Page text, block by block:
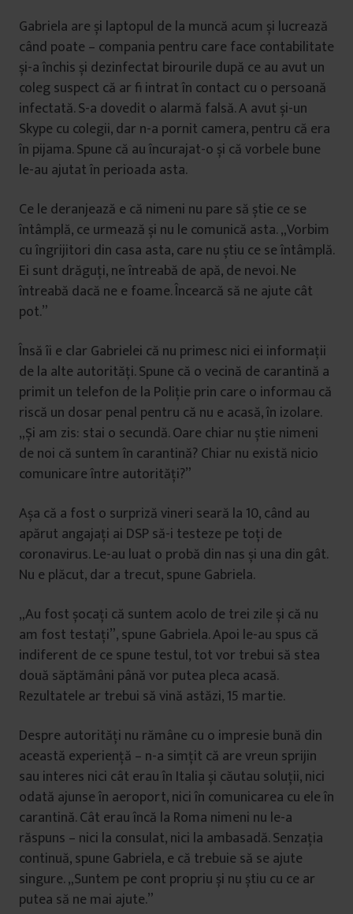
Gabriela are și laptopul de la muncă acum și lucrează
când poate – compania pentru care face contabilitate
și-a închis și dezinfectat birourile după ce au avut un
coleg suspect că ar fi intrat în contact cu o persoană
infectată. S-a dovedit o alarmă falsă. A avut și-un
Skype cu colegii, dar n-a pornit camera, pentru că era
în pijama. Spune că au încurajat-o și că vorbele bune
le-au ajutat în perioada asta.
Ce le deranjează e că nimeni nu pare să știe ce se
întâmplă, ce urmează și nu le comunică asta. „Vorbim
cu îngrijitori din casa asta, care nu știu ce se întâmplă.
Ei sunt drăguți, ne întreabă de apă, de nevoi. Ne
întreabă dacă ne e foame. Încearcă să ne ajute cât
pot.”
Însă îi e clar Gabrielei că nu primesc nici ei informații
de la alte autorități. Spune că o vecină de carantină a
primit un telefon de la Poliție prin care o informau că
riscă un dosar penal pentru că nu e acasă, în izolare.
„Și am zis: stai o secundă. Oare chiar nu știe nimeni
de noi că suntem în carantină? Chiar nu există nicio
comunicare între autorități?”
Așa că a fost o surpriză vineri seară la 10, când au
apărut angajați ai DSP să-i testeze pe toți de
coronavirus. Le-au luat o probă din nas și una din gât.
Nu e plăcut, dar a trecut, spune Gabriela.
„Au fost șocați că suntem acolo de trei zile și că nu
am fost testați”, spune Gabriela. Apoi le-au spus că
indiferent de ce spune testul, tot vor trebui să stea
două săptămâni până vor putea pleca acasă.
Rezultatele ar trebui să vină astăzi, 15 martie.
Despre autorități nu rămâne cu o impresie bună din
această experiență – n-a simțit că are vreun sprijin
sau interes nici cât erau în Italia și căutau soluții, nici
odată ajunse în aeroport, nici în comunicarea cu ele în
carantină. Cât erau încă la Roma nimeni nu le-a
răspuns – nici la consulat, nici la ambasadă. Senzația
continuă, spune Gabriela, e că trebuie să se ajute
singure. „Suntem pe cont propriu și nu știu cu ce ar
putea să ne mai ajute.”